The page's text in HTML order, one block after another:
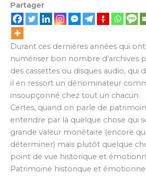
Partager
Durant ces dernières années qui
numériser bon nombre d’archives
des cassettes ou disques audio, qui
il en ressort un dénominateur
insoupçonné chez tout un chacun.
Certes, quand on parle de
entendre par là quelque chose qui
grande valeur monétaire (encore
déterminer) mais plutôt quelque
point de vue historique et
Patrimoine historique et